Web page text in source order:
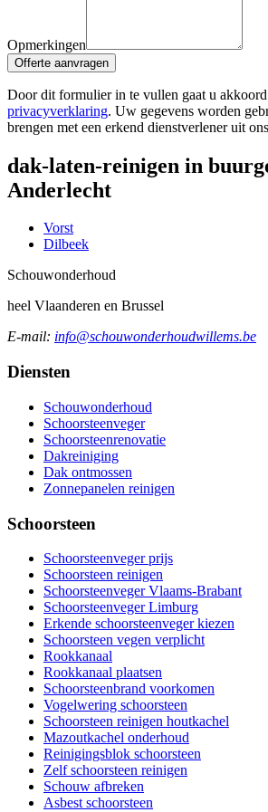
Opmerkingen
Offerte aanvragen
Door dit formulier in te vullen gaat u
privacyverklaring. Uw gegevens worden
brengen met een erkend dienstverlener uit
dak-laten-reinigen in
Anderlecht
Vorst
Dilbeek
Schouwonderhoud
heel Vlaanderen en Brussel
E-mail: info@schouwonderhoudwillems.be
Diensten
Schouwonderhoud
Schoorsteenveger
Schoorsteenrenovatie
Dakreiniging
Dak ontmossen
Zonnepanelen reinigen
Schoorsteen
Schoorsteenveger prijs
Schoorsteen reinigen
Schoorsteenveger Vlaams-Brabant
Schoorsteenveger Limburg
Erkende schoorsteenveger kiezen
Schoorsteen vegen verplicht
Rookkanaal
Rookkanaal plaatsen
Schoorsteenbrand voorkomen
Vogelwering schoorsteen
Schoorsteen reinigen houtkachel
Mazoutkachel onderhoud
Reinigingsblok schoorsteen
Zelf schoorsteen reinigen
Schouw afbreken
Asbest schoorsteen